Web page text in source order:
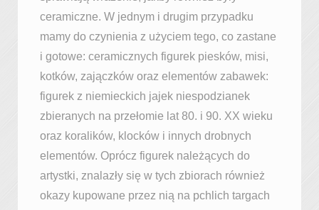
ceramiczne. W jednym i drugim przypadku
mamy do czynienia z użyciem tego, co zastane
i gotowe: ceramicznych figurek piesków, misi,
kotków, zajączków oraz elementów zabawek:
figurek z niemieckich jajek niespodzianek
zbieranych na przełomie lat 80. i 90. XX wieku
oraz koralików, klocków i innych drobnych
elementów. Oprócz figurek należących do
artystki, znalazły się w tych zbiorach również
okazy kupowane przez nią na pchlich targach